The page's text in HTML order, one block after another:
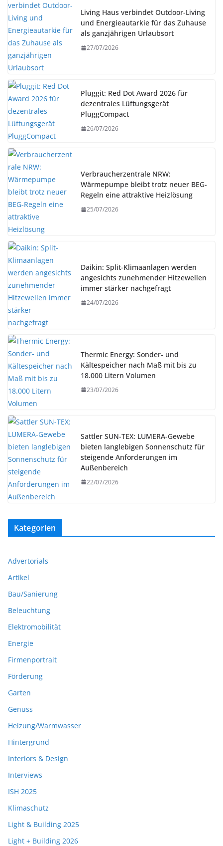
Living Haus verbindet Outdoor-Living
und Energieautarkie für das Zuhause
als ganzjährigen Urlaubsort
27/07/2026
Pluggit: Red Dot Award 2026 für
dezentrales Lüftungsgerät
PluggCompact
26/07/2026
Verbraucherzentrale NRW:
Wärmepumpe bleibt trotz neuer BEG-
Regeln eine attraktive Heizlösung
25/07/2026
Daikin: Split-Klimaanlagen werden
angesichts zunehmender Hitzewellen
immer stärker nachgefragt
24/07/2026
Thermic Energy: Sonder- und
Kältespeicher nach Maß mit bis zu
18.000 Litern Volumen
23/07/2026
Sattler SUN-TEX: LUMERA-Gewebe
bieten langlebigen Sonnenschutz für
steigende Anforderungen im
Außenbereich
22/07/2026
Kategorien
Advertorials
Artikel
Bau/Sanierung
Beleuchtung
Elektromobilität
Energie
Firmenportrait
Förderung
Garten
Genuss
Heizung/Warmwasser
Hintergrund
Interiors & Design
Interviews
ISH 2025
Klimaschutz
Light & Building 2025
Light + Building 2026